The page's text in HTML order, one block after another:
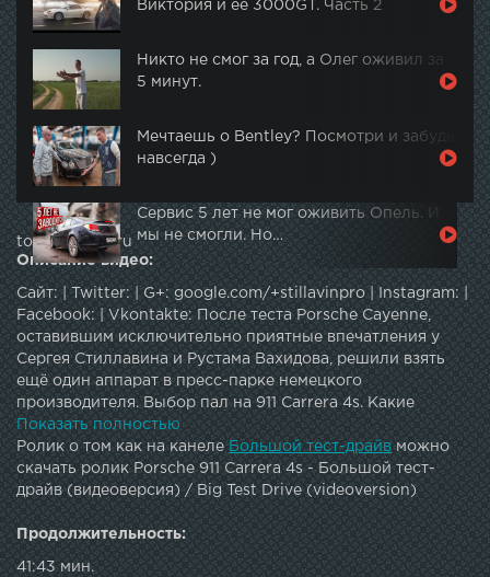
Виктория и ее 3000GT. Часть 2
Никто не смог за год, а Олег оживил за
5 минут.
Мечтаешь о Bentley? Посмотри и забудь
навсегда )
Сервис 5 лет не мог оживить Опель. И
мы не смогли. Но…
topautotube.ru
Описание видео:
Сайт: | Twitter: | G+: google.com/+stillavinpro | Instagram: |
Facebook: | Vkontakte: После теста Porsche Cayenne,
оставившим исключительно приятные впечатления у
Сергея Стиллавина и Рустама Вахидова, решили взять
ещё один аппарат в пресс-парке немецкого
производителя. Выбор пал на 911 Carrera 4s. Какие
эмоции на сей раз у ведущих «Большого тест-драйва».
Показать полностью
Ролик о том как на канеле Большой тест-драйвможно
скачать ролик Porsche 911 Carrera 4s - Большой тест-
драйв (видеоверсия) / Big Test Drive (videoversion)
Продолжительность:
41:43 мин.